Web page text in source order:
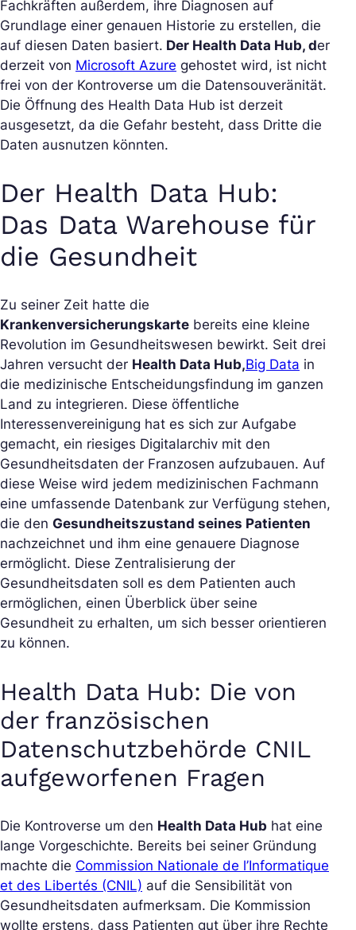
Fachkräften außerdem, ihre Diagnosen auf
Grundlage einer genauen Historie zu erstellen, die
auf diesen Daten basiert. Der Health Data Hub, der
derzeit von Microsoft Azure gehostet wird, ist nicht
frei von der Kontroverse um die Datensouveränität.
Die Öffnung des Health Data Hub ist derzeit
ausgesetzt, da die Gefahr besteht, dass Dritte die
Daten ausnutzen könnten.
Der Health Data Hub:
Das Data Warehouse für
die Gesundheit
Zu seiner Zeit hatte die
Krankenversicherungskarte bereits eine kleine
Revolution im Gesundheitswesen bewirkt. Seit drei
Jahren versucht der Health Data Hub,Big Data in
die medizinische Entscheidungsfindung im ganzen
Land zu integrieren. Diese öffentliche
Interessenvereinigung hat es sich zur Aufgabe
gemacht, ein riesiges Digitalarchiv mit den
Gesundheitsdaten der Franzosen aufzubauen. Auf
diese Weise wird jedem medizinischen Fachmann
eine umfassende Datenbank zur Verfügung stehen,
die den Gesundheitszustand seines Patienten
nachzeichnet und ihm eine genauere Diagnose
ermöglicht. Diese Zentralisierung der
Gesundheitsdaten soll es dem Patienten auch
ermöglichen, einen Überblick über seine
Gesundheit zu erhalten, um sich besser orientieren
zu können.
Health Data Hub: Die von
der französischen
Datenschutzbehörde CNIL
aufgeworfenen Fragen
Die Kontroverse um den Health Data Hub hat eine
lange Vorgeschichte. Bereits bei seiner Gründung
machte die Commission Nationale de l’Informatique
et des Libertés (CNIL) auf die Sensibilität von
Gesundheitsdaten aufmerksam. Die Kommission
wollte erstens, dass Patienten gut über ihre Rechte